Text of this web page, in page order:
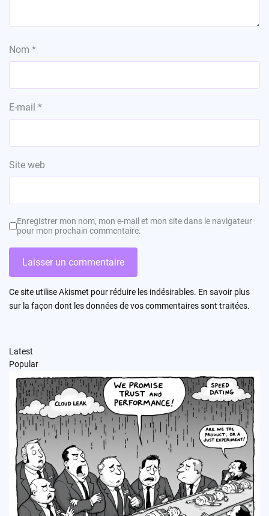
Nom *
E-mail *
Site web
Enregistrer mon nom, mon e-mail et mon site dans le navigateur
pour mon prochain commentaire.
Ce site utilise Akismet pour réduire les indésirables. En savoir plus
sur la façon dont les données de vos commentaires sont traitées.
Latest
Popular